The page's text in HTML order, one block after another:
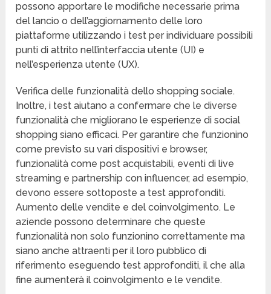
possono apportare le modifiche necessarie prima
del lancio o dell’aggiornamento delle loro
piattaforme utilizzando i test per individuare possibili
punti di attrito nell’interfaccia utente (UI) e
nell’esperienza utente (UX).
Verifica delle funzionalità dello shopping sociale.
Inoltre, i test aiutano a confermare che le diverse
funzionalità che migliorano le esperienze di social
shopping siano efficaci. Per garantire che funzionino
come previsto su vari dispositivi e browser,
funzionalità come post acquistabili, eventi di live
streaming e partnership con influencer, ad esempio,
devono essere sottoposte a test approfonditi.
Aumento delle vendite e del coinvolgimento. Le
aziende possono determinare che queste
funzionalità non solo funzionino correttamente ma
siano anche attraenti per il loro pubblico di
riferimento eseguendo test approfonditi, il che alla
fine aumenterà il coinvolgimento e le vendite.